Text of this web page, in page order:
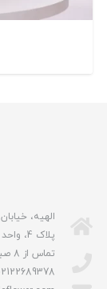
الهیه،
پلاک 4، واحد 2
تماس از 8 صبح تا 19 :